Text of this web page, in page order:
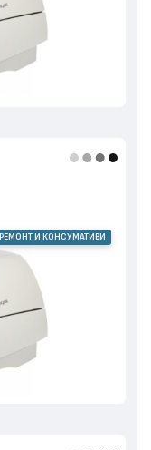
РЕМОНТ И КОНСУМАТИВИ